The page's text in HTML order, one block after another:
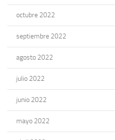
octubre 2022
septiembre 2022
agosto 2022
julio 2022
junio 2022
mayo 2022